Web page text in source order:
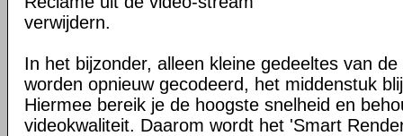
verwijdern.
In het bijzonder, alleen kleine gedeeltes van
worden opnieuw gecodeerd, het middenstuk
Hiermee bereik je de hoogste snelheid en
videokwaliteit. Daarom wordt het 'Smart